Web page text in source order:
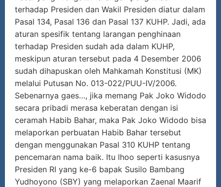
terhadap Presiden dan Wakil Presiden diatur dalam
Pasal 134, Pasal 136 dan Pasal 137 KUHP. Jadi, ada
aturan spesifik tentang larangan penghinaan
terhadap Presiden sudah ada dalam KUHP,
meskipun aturan tersebut pada 4 Desember 2006
sudah dihapuskan oleh Mahkamah Konstitusi (MK)
melalui Putusan No. 013-022/PUU-IV/2006.
Sebenarnya gaes…, jika memang Pak Joko Widodo
secara pribadi merasa keberatan dengan isi
ceramah Habib Bahar, maka Pak Joko Widodo bisa
melaporkan perbuatan Habib Bahar tersebut
dengan menggunakan Pasal 310 KUHP tentang
pencemaran nama baik. Itu lhoo seperti kasusnya
Presiden RI yang ke-6 bapak Susilo Bambang
Yudhoyono (SBY) yang melaporkan Zaenal Maarif